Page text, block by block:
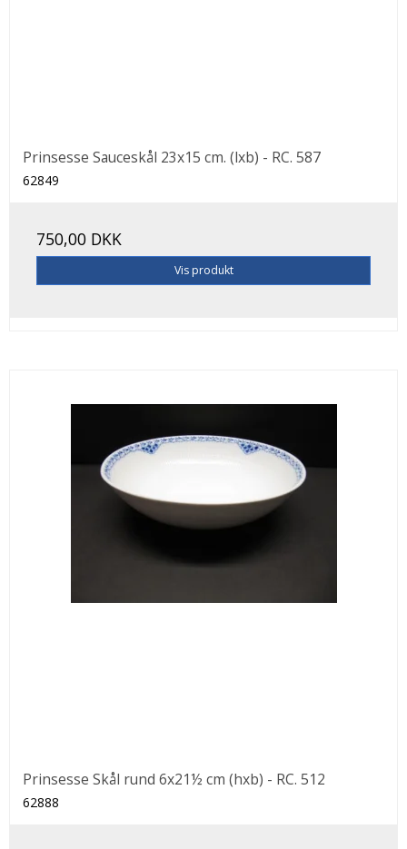
Prinsesse Sauceskål 23x15 cm. (lxb) - RC. 587
62849
750,00 DKK
Vis produkt
Prinsesse Skål rund 6x21½ cm (hxb) - RC. 512
62888